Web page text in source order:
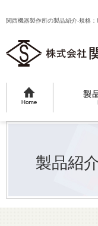
関西機器製作所の製品紹介-規格
製品紹